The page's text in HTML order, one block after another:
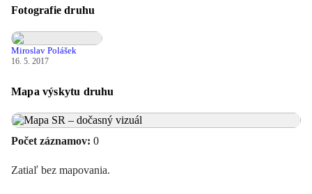
Fotografie druhu
Miroslav Polášek
16. 5. 2017
Mapa výskytu druhu
Počet záznamov: 0
Zatiaľ bez mapovania.